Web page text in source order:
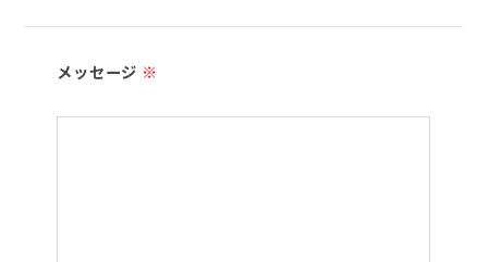
メッセージ ※